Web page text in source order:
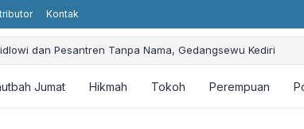
Kontak
dan Pesantren Tanpa Nama, Gedangsewu Kediri
Kudaibergen: Promoting Humanity and Religious Values
Faqih: Ajarkan Keteladanan dan Perjuangan
Jumat Hikmah Tokoh Perempuan